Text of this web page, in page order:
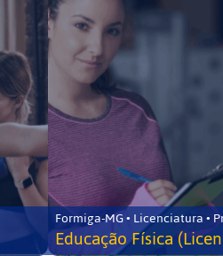
Formiga-MG • Licenciatura •
Educação Física